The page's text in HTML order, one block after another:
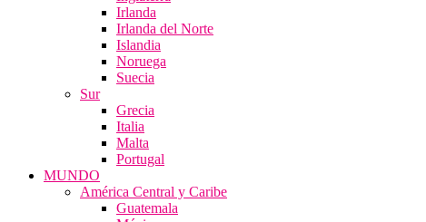
Irlanda
Irlanda del Norte
Islandia
Noruega
Suecia
Sur
Grecia
Italia
Malta
Portugal
MUNDO
América Central y Caribe
Guatemala